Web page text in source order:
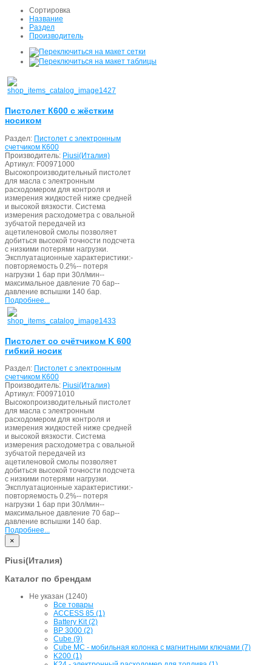
Сортировка
Название
Раздел
Производитель
Пистолет К600 с жёстким
носиком
Раздел: Пистолет с электронным
счетчиком К600
Производитель: Piusi(Италия)
Артикул: F00971000
Высокопроизводительный пистолет
для масла с электронным
расходомером для контроля и
измерения жидкостей ниже средней
и высокой вязкости. Система
измерения расходометра с овальной
зубчатой передачей из
ацетиленовой смолы позволяет
добиться высокой точности подсчета
с низкими потерями нагрузки.
Эксплуатационные характеристики:-
повторяемость 0.2%-- потеря
нагрузки 1 бар при 30л/мин--
максимальное давление 70 бар--
давление вспышки 140 бар.
Подробнее...
Пистолет со счётчиком K 600
гибкий носик
Раздел: Пистолет с электронным
счетчиком К600
Производитель: Piusi(Италия)
Артикул: F00971010
Высокопроизводительный пистолет
для масла с электронным
расходомером для контроля и
измерения жидкостей ниже средней
и высокой вязкости. Система
измерения расходометра с овальной
зубчатой передачей из
ацетиленовой смолы позволяет
добиться высокой точности подсчета
с низкими потерями нагрузки.
Эксплуатационные характеристики:-
повторяемость 0.2%-- потеря
нагрузки 1 бар при 30л/мин--
максимальное давление 70 бар--
давление вспышки 140 бар.
Подробнее...
×
Piusi(Италия)
Каталог по брендам
Не указан (1240)
Все товары
ACCESS 85 (1)
Battery Kit (2)
BP 3000 (2)
Cube (9)
Cube MC - мобильная колонка с магнитными ключами (7)
K200 (1)